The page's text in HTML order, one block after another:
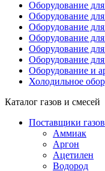
Оборудование
Оборудование
Оборудование
Оборудование
Оборудование
Оборудование
Оборудование и
Холодильное
Каталог газов и смесей
Поставщики газов
Аммиак
Аргон
Ацетилен
Водород